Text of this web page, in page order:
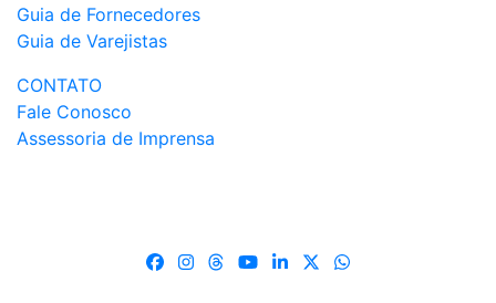
Guia de Fornecedores
Guia de Varejistas
CONTATO
Fale Conosco
Assessoria de Imprensa